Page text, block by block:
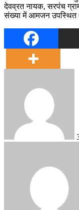
देवव्रत नायक, सरपंच
संख्या में आमजन उपस्थित